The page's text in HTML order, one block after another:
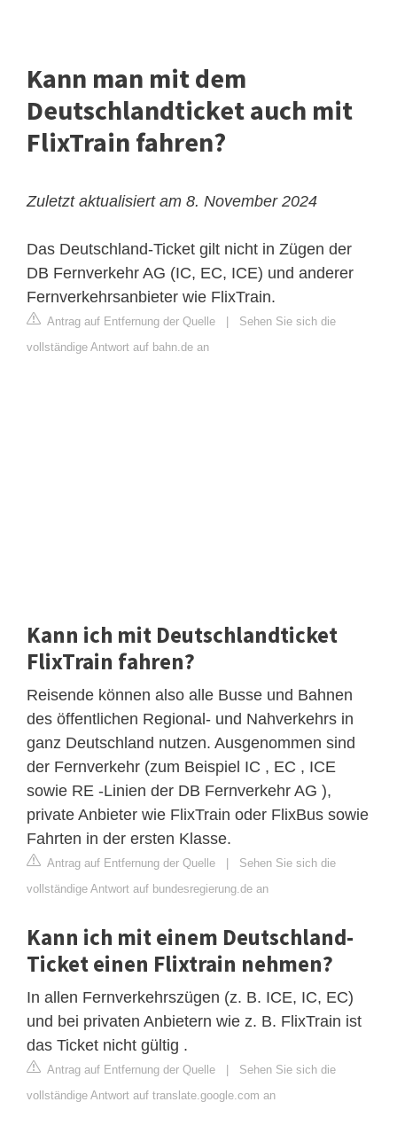
Kann man mit dem
Deutschlandticket auch mit
FlixTrain fahren?
Zuletzt aktualisiert am 8. November 2024
Das Deutschland-Ticket gilt nicht in Zügen der
DB Fernverkehr AG (IC, EC, ICE) und anderer
Fernverkehrsanbieter wie FlixTrain.
Antrag auf Entfernung der Quelle
Sehen Sie sich die
vollständige Antwort auf bahn.de an
Kann ich mit Deutschlandticket
FlixTrain fahren?
Reisende können also alle Busse und Bahnen
des öffentlichen Regional- und Nahverkehrs in
ganz Deutschland nutzen. Ausgenommen sind
der Fernverkehr (zum Beispiel IC , EC , ICE
sowie RE -Linien der DB Fernverkehr AG ),
private Anbieter wie FlixTrain oder FlixBus sowie
Fahrten in der ersten Klasse.
Antrag auf Entfernung der Quelle
Sehen Sie sich die
vollständige Antwort auf bundesregierung.de an
Kann ich mit einem Deutschland-
Ticket einen Flixtrain nehmen?
In allen Fernverkehrszügen (z. B. ICE, IC, EC)
und bei privaten Anbietern wie z. B. FlixTrain ist
das Ticket nicht gültig .
Antrag auf Entfernung der Quelle
Sehen Sie sich die
vollständige Antwort auf translate.google.com an